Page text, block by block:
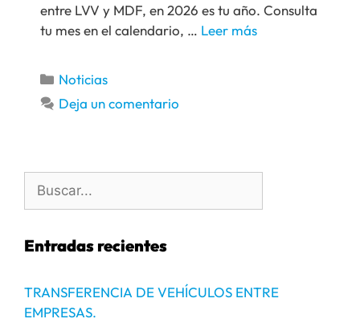
entre LVV y MDF, en 2026 es tu año. Consulta
tu mes en el calendario, … Leer más
Noticias
Deja un comentario
Entradas recientes
TRANSFERENCIA DE VEHÍCULOS ENTRE
EMPRESAS.